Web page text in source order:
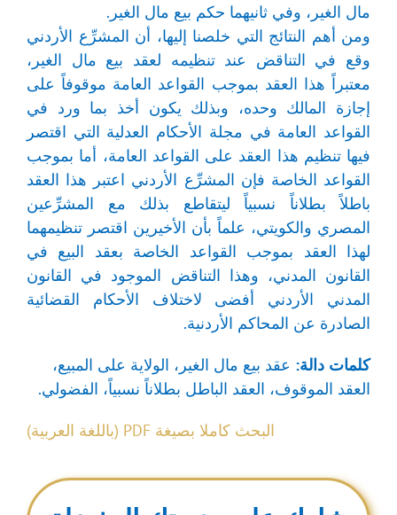
مال الغير، وفي ثانيهما حكم بيع مال الغير.
ومن أهم النتائج التي خلصنا إليها، أن المشرِّع الأردني
وقع في التناقض عند تنظيمه لعقد بيع مال الغير،
معتبراً هذا العقد بموجب القواعد العامة موقوفاً على
إجازة المالك وحده، وبذلك يكون أخذ بما ورد في
القواعد العامة في مجلة الأحكام العدلية التي اقتصر
فيها تنظيم هذا العقد على القواعد العامة، أما بموجب
القواعد الخاصة فإن المشرِّع الأردني اعتبر هذا العقد
باطلاً بطلاناً نسبياً ليتقاطع بذلك مع المشرِّعين
المصري والكويتي، علماً بأن الأخيرين اقتصر تنظيمهما
لهذا العقد بموجب القواعد الخاصة بعقد البيع في
القانون المدني، وهذا التناقض الموجود في القانون
المدني الأردني أفضى لاختلاف الأحكام القضائية
الصادرة عن المحاكم الأردنية.
كلمات دالة: عقد بيع مال الغير، الولاية على المبيع،
العقد الموقوف، العقد الباطل بطلاناً نسبياً، الفضولي.
البحث كاملا بصيغة PDF (باللغة العربية)